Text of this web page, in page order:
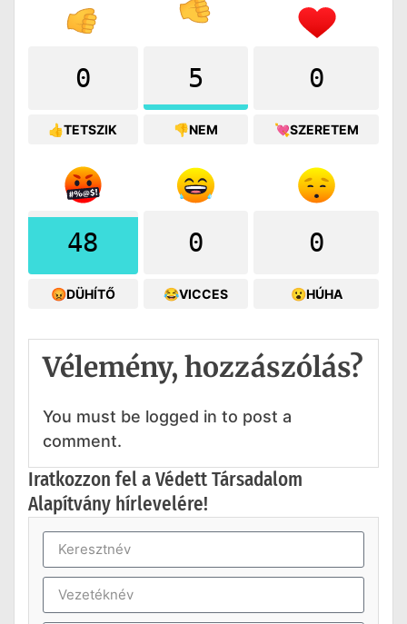
0
👍TETSZIK
5
👎NEM
0
💘SZERETEM
48
😡DÜHÍTŐ
0
😂VICCES
0
😮HÚHA
Vélemény, hozzászólás?
You must be logged in to post a
comment.
Iratkozzon fel a Védett Társadalom
Alapítvány hírlevelére!